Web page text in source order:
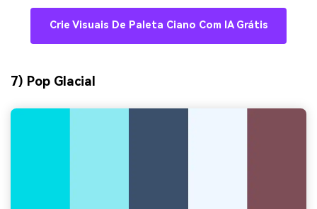
Crie Visuais De Paleta Ciano Com IA Grátis
7) Pop Glacial